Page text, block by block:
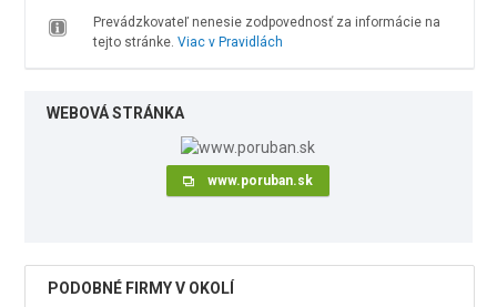
Prevádzkovateľ nenesie zodpovednosť za informácie na
tejto stránke. Viac v Pravidlách
WEBOVÁ STRÁNKA
www.poruban.sk
PODOBNÉ FIRMY V OKOLÍ